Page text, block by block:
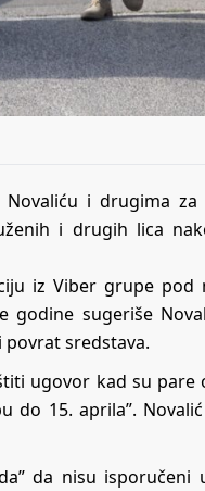
i drugima
i drugih lica
iz Viber grupe pod
godine sugeriše
povrat sredstava.
ugovor kad su pare
15. aprila”.
da nisu